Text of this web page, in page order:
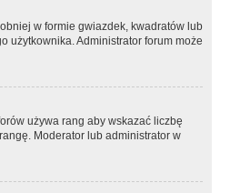
w formie gwiazdek, kwadratów lub
użytkownika. Administrator forum może
używa rang aby wskazać liczbę
Moderator lub administrator w